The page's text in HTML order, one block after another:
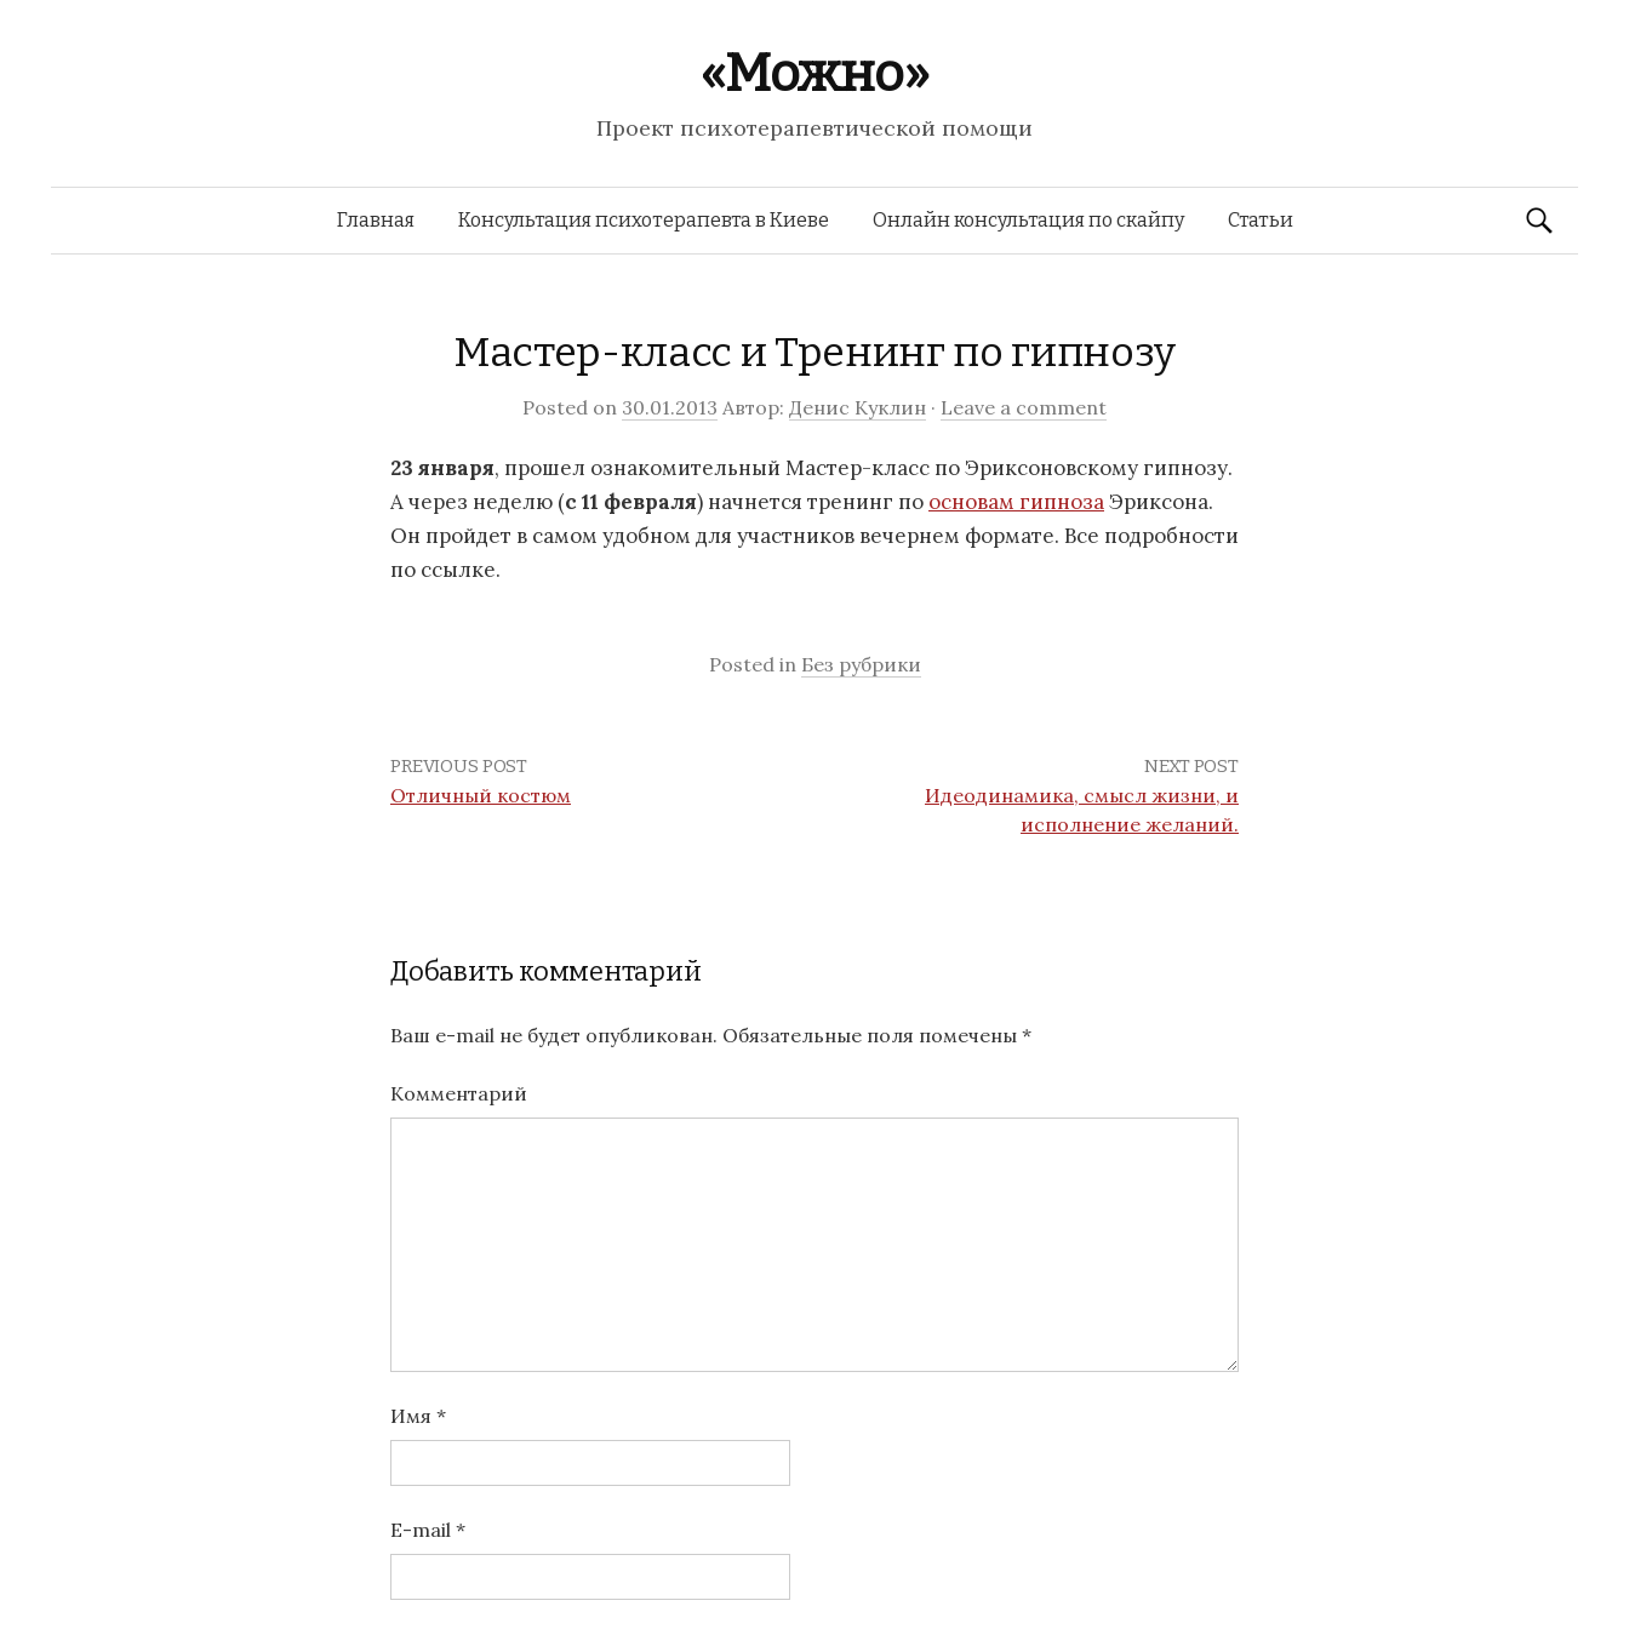
«Можно»
Проект психотерапевтической помощи
Перейти к содержимому
Главная Консультация психотерапевта в Киеве Онлайн консультация по скайпу Статьи Найти:
Мастер-класс и Тренинг по гипнозу
Posted on 30.01.2013 Автор: Денис Куклин · Leave a comment
23 января, прошел ознакомительный Мастер-класс по Эриксоновскому гипнозу.
А через неделю (с 11 февраля) начнется тренинг по основам гипнозаЭриксона.
Он пройдет в самом удобном для участников вечернем формате. Все подробности
по ссылке.
Posted in Без рубрики
PREVIOUS POST
Отличный костюм
NEXT POST
Идеодинамика, смысл жизни, и
исполнение желаний.
Добавить комментарий
Ваш e-mail не будет опубликован. Обязательные поля помечены *
Комментарий
Имя *
E-mail *